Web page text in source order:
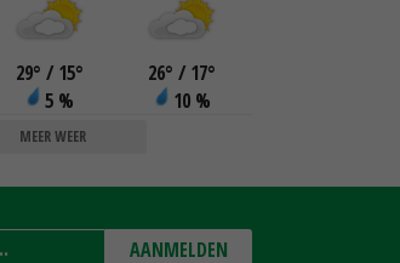
29° / 15°
5 %
26° / 17°
10 %
MEER WEER
AANMELDEN